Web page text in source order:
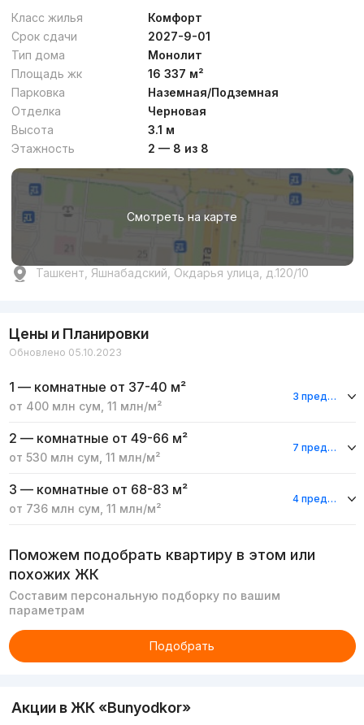
Класс жилья
Комфорт
Срок сдачи
2027-9-01
Тип дома
Монолит
Площадь жк
16 337 м²
Парковка
Наземная/Подземная
Отделка
Черновая
Высота
3.1 м
Этажность
2 — 8 из 8
Смотреть на карте
Ташкент, Яшнабадский, Окдарья улица, д.120/10
Цены и Планировки
Обновлено 05.10.2023
1 — комнатные от 37-40 м²
от 400 млн сум 11 млн/м²
3 предложения
2 — комнатные от 49-66 м²
от 530 млн сум 11 млн/м²
7 предложений
3 — комнатные от 68-83 м²
от 736 млн сум 11 млн/м²
4 предложения
Поможем подобрать квартиру в этом или
похожих ЖК
Составим персональную подборку по вашим
параметрам
Подобрать
Акции в ЖК «Bunyodkor»